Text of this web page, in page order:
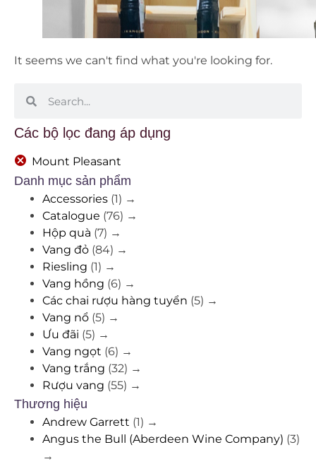
Các bộ lọc đang áp dụng
Mount Pleasant
Danh mục sản phẩm
Accessories (1) →
Catalogue (76) →
Hộp quà (7) →
Vang đỏ (84) →
Riesling (1) →
Vang hồng (6) →
Các chai rượu hàng tuyển (5) →
Vang nổ (5) →
Ưu đãi (5) →
Vang ngọt (6) →
Vang trắng (32) →
Rượu vang (55) →
Thương hiệu
Andrew Garrett (1) →
Angus the Bull (Aberdeen Wine Company) (3)
→
It seems we can't find what you're looking for.